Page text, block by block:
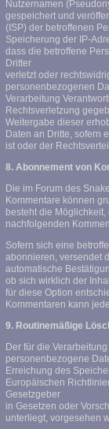
Nutzernamen
gespeichert und
(ISP) der betroffenen
Speicherung der IP-
dass die betroffene
Dritter
verletzt oder
personenbezogenen
Verarbeitung
Rechtsverletzung
Weitergabe dieser
Daten an Dritte, sofern
ist oder der
8. Abonnement von
Die im Forum des
Kommentare können
besteht die
nachfolgenden
Sofern sich eine
abonnieren, versendet
automatische
ob sich wirklich der
für diese Option
Kommentaren kann
9. Routinemäßige
Der für die
personenbezogene
Erreichung des
Europäischen
Gesetzgeber
in Gesetzen oder
unterliegt, vorgesehen